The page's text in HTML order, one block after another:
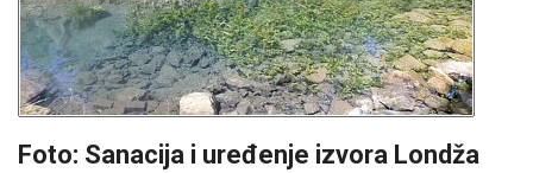
Foto: Sanacija i uređenje izvora Londža